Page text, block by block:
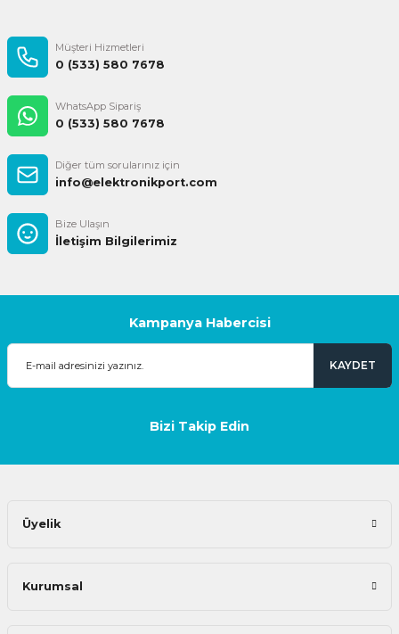
Müşteri Hizmetleri
0 (533) 580 7678
WhatsApp Sipariş
0 (533) 580 7678
Diğer tüm sorularınız için
info@elektronikport.com
Bize Ulaşın
İletişim Bilgilerimiz
Kampanya Habercisi
KAYDET
Bizi Takip Edin
Üyelik
Kurumsal